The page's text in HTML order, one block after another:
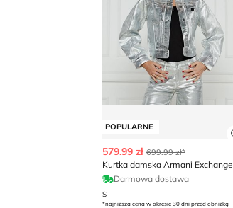
POPULARNE
579.99 zł 699.99 zł*
Kurtka damska Armani Exchange
Darmowa dostawa
S
*najniższa cena w okresie 30 dni przed obniżką